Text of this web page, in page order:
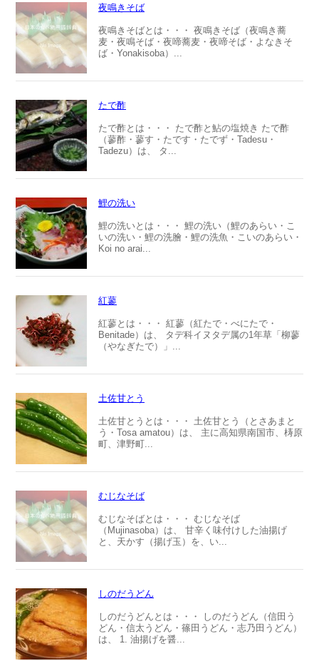
夜鳴きそば
夜鳴きそばとは・・・ 夜鳴きそば（夜鳴き蕎
麦・夜鳴そば・夜啼蕎麦・夜啼そば・よなきそ
ば・Yonakisoba）...
たで酢
たで酢とは・・・ たで酢と鮎の塩焼き たで酢
（蓼酢・蓼す・たです・たでず・Tadesu・
Tadezu）は、 タ...
鯉の洗い
鯉の洗いとは・・・ 鯉の洗い（鯉のあらい・こ
いの洗い・鯉の洗膾・鯉の洗魚・こいのあらい・
Koi no arai...
紅蓼
紅蓼とは・・・ 紅蓼（紅たで・べにたで・
Benitade）は、 タデ科イヌタデ属の1年草「柳蓼
（やなぎたで）」...
土佐甘とう
土佐甘とうとは・・・ 土佐甘とう（とさあまと
う・Tosa amatou）は、 主に高知県南国市、梼原
町、津野町...
むじなそば
むじなそばとは・・・ むじなそば
（Mujinasoba）は、 甘辛く味付けした油揚げ
と、天かす（揚げ玉）を、い...
しのだうどん
しのだうどんとは・・・ しのだうどん（信田う
どん・信太うどん・篠田うどん・志乃田うどん）
は、 1. 油揚げを醤...